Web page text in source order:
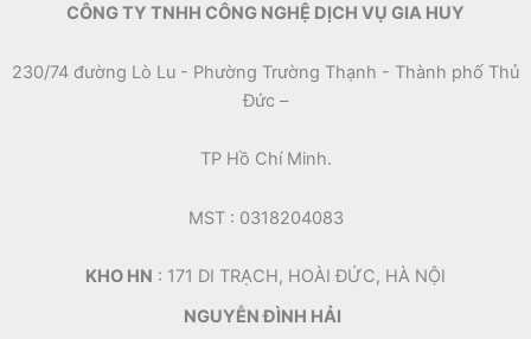
CÔNG TY TNHH CÔNG NGHỆ DỊCH VỤ GIA HUY
230/74 đường Lò Lu - Phường Trường Thạnh - Thành phố Thủ
Đức –
TP Hồ Chí Minh.
MST : 0318204083
KHO HN : 171 DI TRẠCH, HOÀI ĐỨC, HÀ NỘI
NGUYỄN ĐÌNH HẢI